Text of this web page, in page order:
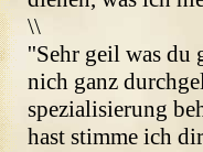
\\
''Sehr geil was du
nich ganz
spezialisierung
hast stimme ich